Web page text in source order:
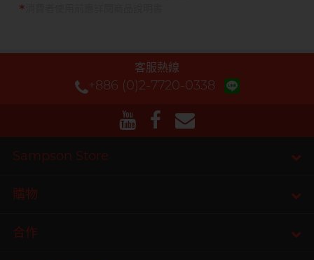
*
客服熱線
+886 (0)2-7720-0338
Sampson Store
購物
合作